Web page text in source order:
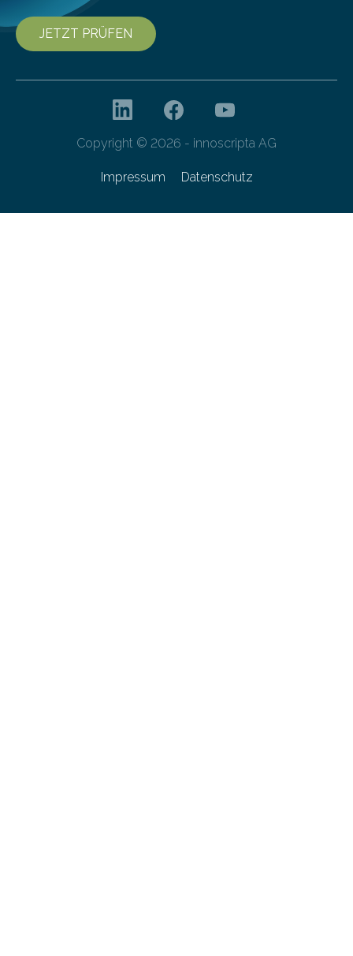
JETZT PRÜFEN
Copyright © 2026 - innoscripta AG
Impressum Datenschutz